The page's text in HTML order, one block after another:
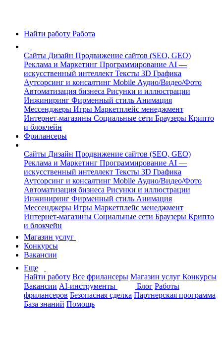
Найти работу Работа
Сайты Дизайн Продвижение сайтов (SEO, GEO)
Реклама и Маркетинг Программирование AI —
искусственный интеллект Тексты 3D Графика
Аутсорсинг и консалтинг Mobile Аудио/Видео/Фото
Автоматизация бизнеса Рисунки и иллюстрации
Инжиниринг Фирменный стиль Анимация
Мессенджеры Игры Маркетплейс менеджмент
Интернет-магазины Социальные сети Браузеры Крипто
и блокчейн
Фрилансеры
Сайты Дизайн Продвижение сайтов (SEO, GEO)
Реклама и Маркетинг Программирование AI —
искусственный интеллект Тексты 3D Графика
Аутсорсинг и консалтинг Mobile Аудио/Видео/Фото
Автоматизация бизнеса Рисунки и иллюстрации
Инжиниринг Фирменный стиль Анимация
Мессенджеры Игры Маркетплейс менеджмент
Интернет-магазины Социальные сети Браузеры Крипто
и блокчейн
Магазин услуг
Конкурсы
Вакансии
Еще
Найти работу Все фрилансеры Магазин услуг Конкурсы
Вакансии AI-инструменты Блог Работы
фрилансеров Безопасная сделка Партнерская программа
База знаний Помощь